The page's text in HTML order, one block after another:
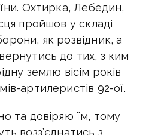
Охтирка, Лебедин,
пройшов у складі
як розвідник, а
до тих, з ким
землю вісім років
артилеристів 92-ої.
та довіряю їм, тому
возз’єднатись з